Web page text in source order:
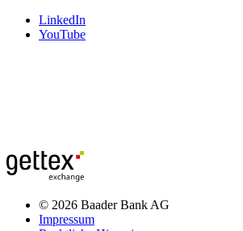
LinkedIn
YouTube
© 2026 Baader Bank AG
Impressum